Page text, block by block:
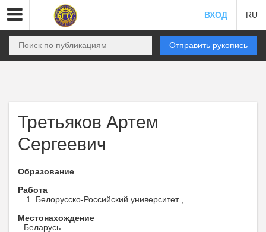
ВХОД RU
Отправить рукопись
Третьяков Артем
Сергеевич
Образование
Работа
Белорусско-Российский университет ,
Местонахождение
Беларусь